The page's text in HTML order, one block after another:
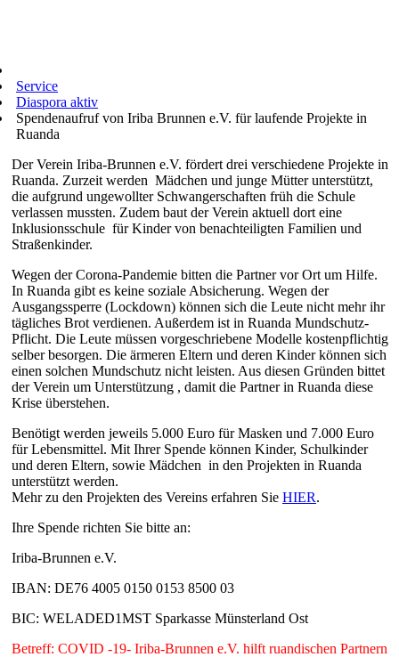
Service
Diaspora aktiv
Spendenaufruf von Iriba Brunnen e.V. für laufende Projekte in
Ruanda
Der Verein Iriba-Brunnen e.V. fördert drei verschiedene Projekte in
Ruanda. Zurzeit werden Mädchen und junge Mütter unterstützt,
die aufgrund ungewollter Schwangerschaften früh die Schule
verlassen mussten. Zudem baut der Verein aktuell dort eine
Inklusionsschule für Kinder von benachteiligten Familien und
Straßenkinder.
Wegen der Corona-Pandemie bitten die Partner vor Ort um Hilfe.
In Ruanda gibt es keine soziale Absicherung. Wegen der
Ausgangssperre (Lockdown) können sich die Leute nicht mehr ihr
tägliches Brot verdienen. Außerdem ist in Ruanda Mundschutz-
Pflicht. Die Leute müssen vorgeschriebene Modelle kostenpflichtig
selber besorgen. Die ärmeren Eltern und deren Kinder können sich
einen solchen Mundschutz nicht leisten. Aus diesen Gründen bittet
der Verein um Unterstützung , damit die Partner in Ruanda diese
Krise überstehen.
Benötigt werden jeweils 5.000 Euro für Masken und 7.000 Euro
für Lebensmittel. Mit Ihrer Spende können Kinder, Schulkinder
und deren Eltern, sowie Mädchen in den Projekten in Ruanda
unterstützt werden.
Mehr zu den Projekten des Vereins erfahren Sie HIER.
Ihre Spende richten Sie bitte an:
Iriba-Brunnen e.V.
IBAN: DE76 4005 0150 0153 8500 03
BIC: WELADED1MST Sparkasse Münsterland Ost
Betreff: COVID -19- Iriba-Brunnen e.V. hilft ruandischen Partnern